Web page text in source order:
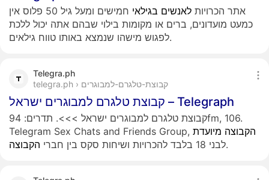
אתר הכרויות לאנשים בגילאי
חמישים ומעל גיל 50 פלוס אין
כמעט מועדונים, ברים או מקומות בילוי שבהם אתה יכול ללכת
לפגוש מישהו שנמצא באותו טווח גילאים.
Telegra.ph
telegra.ph › קבוצת-טלגרם-למבוגרים
קבוצת טלגרם למבוגרים ישראל – Telegraph
קבוצת טלגרם למבוגרים ישראל >>>. תדרים: 94fm, 106.
Telegram Sex Chats and Friends Group,
הקבוצה מיועדת
לבני 18 בלבד להכרויות ושיחות סקס בין חברי
הקבוצה .